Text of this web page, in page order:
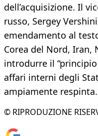
dell’acquisizione. Il
russo, Sergey
emendamento al
Corea del Nord, Iran,
introdurre il
affari interni degli
ampiamente respinta.
© RIPRODUZIONE